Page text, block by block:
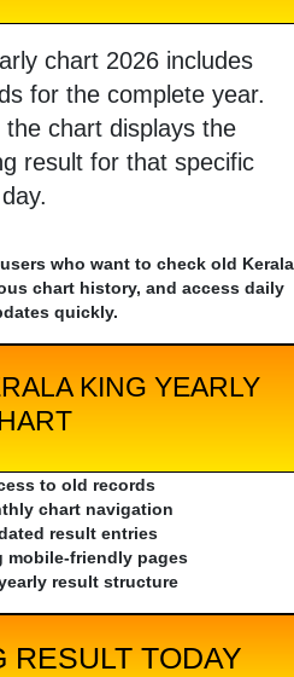
chart 2026 includes
for the complete year.
chart displays the
result for that specific
day.
who want to check old Kerala
chart history, and access daily
quickly.
KING YEARLY
to old records
chart navigation
result entries
mobile-friendly pages
result structure
RESULT TODAY